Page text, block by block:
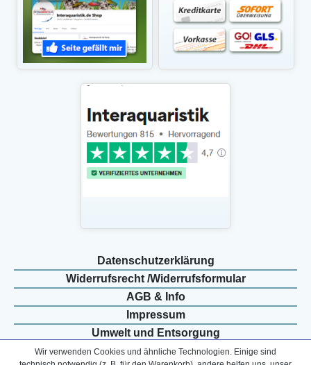
Daten­schutz­erklärung
Widerrufs­recht /Widerrufs­formular
AGB & Info
Impressum
Umwelt und Entsorgung
Vertrag widerrufen
Wir verwenden Cookies und ähnliche Technologien. Einige sind